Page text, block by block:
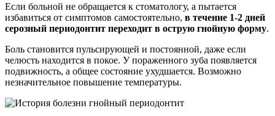
Если больной не обращается к стоматологу, а пытается
избавиться от симптомов самостоятельно, в течение 1-2 дней
серозный периодонтит переходит в острую гнойную форму.
Боль становится пульсирующей и постоянной, даже если
челюсть находится в покое. У пораженного зуба появляется
подвижность, а общее состояние ухудшается. Возможно
незначительное повышение температуры.